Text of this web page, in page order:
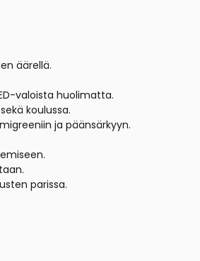
äärellä.
valoista huolimatta.
koulussa.
ja päänsärkyyn.
parissa.